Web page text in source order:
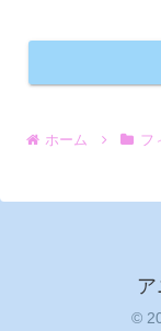
ホーム フ
©